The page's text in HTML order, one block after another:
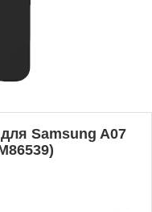
Samsung A07